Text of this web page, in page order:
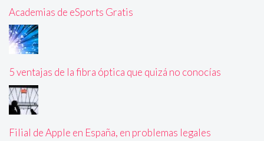
Academias de eSports Gratis
5 ventajas de la fibra óptica que quizá no conocías
Filial de Apple en España, en problemas legales